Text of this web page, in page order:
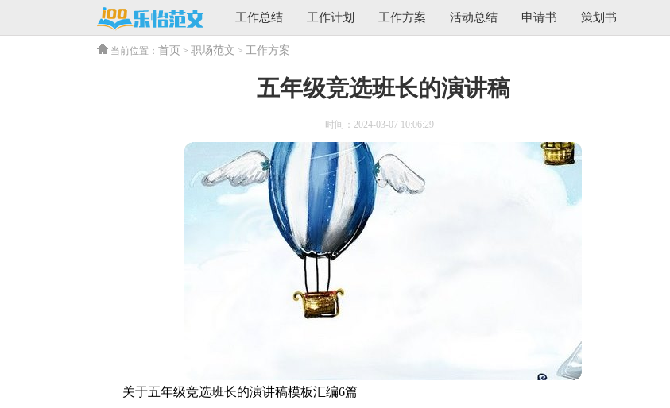
工作总结 工作计划 工作方案 活动总结 申请书 策划书
当前位置： 首页 > 职场范文 > 工作方案
五年级竞选班长的演讲稿
时间：2024-03-07 10:06:29
关于五年级竞选班长的演讲稿模板汇编6篇